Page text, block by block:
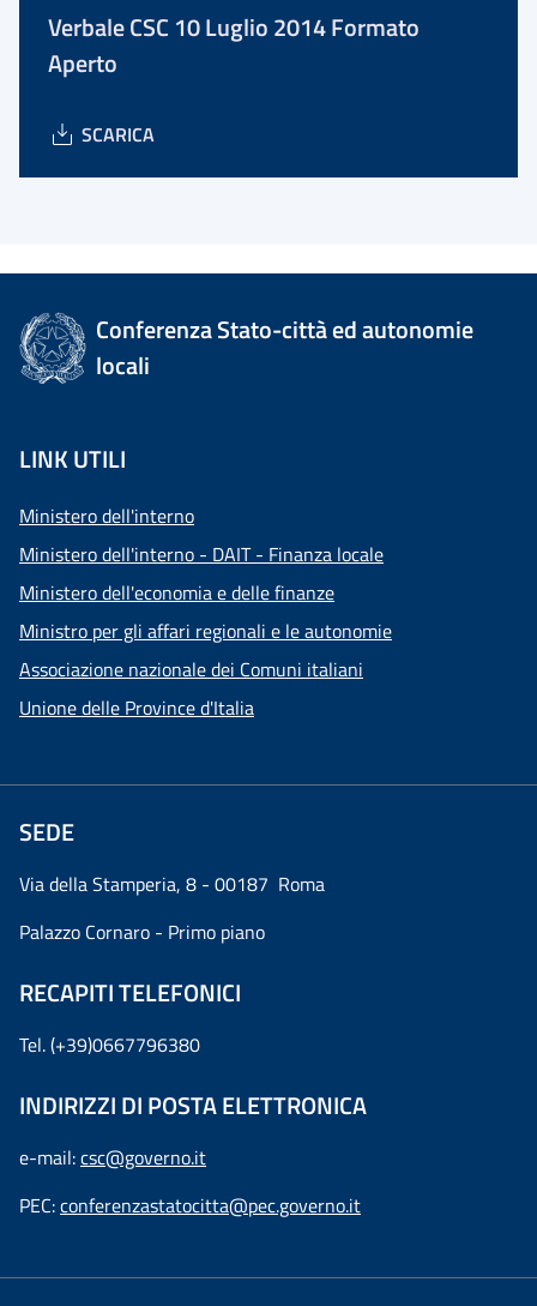
Verbale CSC 10 Luglio 2014 Formato
Aperto
SCARICA
Conferenza Stato-città ed autonomie
locali
LINK UTILI
Ministero dell'interno
Ministero dell'interno - DAIT - Finanza locale
Ministero dell'economia e delle finanze
Ministro per gli affari regionali e le autonomie
Associazione nazionale dei Comuni italiani
Unione delle Province d'Italia
SEDE
Via della Stamperia, 8 - 00187 Roma
Palazzo Cornaro - Primo piano
RECAPITI TELEFONICI
Tel. (+39)0667796380
INDIRIZZI DI POSTA ELETTRONICA
e-mail:csc@governo.it
PEC:conferenzastatocitta@pec.governo.it